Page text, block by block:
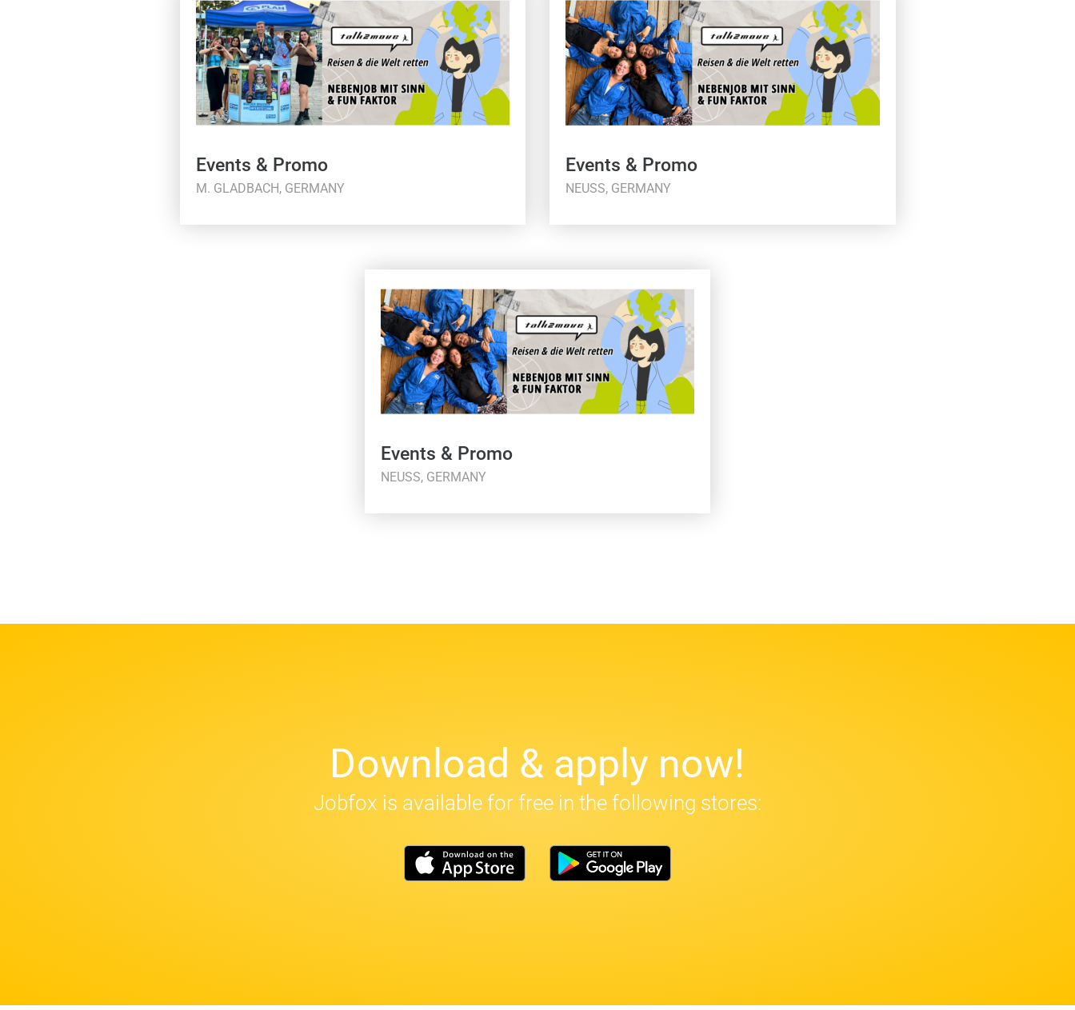
Events & Promo
M. GLADBACH, GERMANY
Events & Promo
NEUSS, GERMANY
Events & Promo
NEUSS, GERMANY
Download & apply now!
Jobfox is available for free in the following stores: